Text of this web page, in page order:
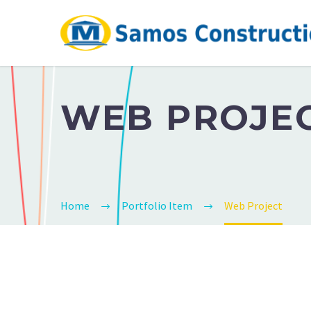
WEB
Home Portfolio Item Web Project